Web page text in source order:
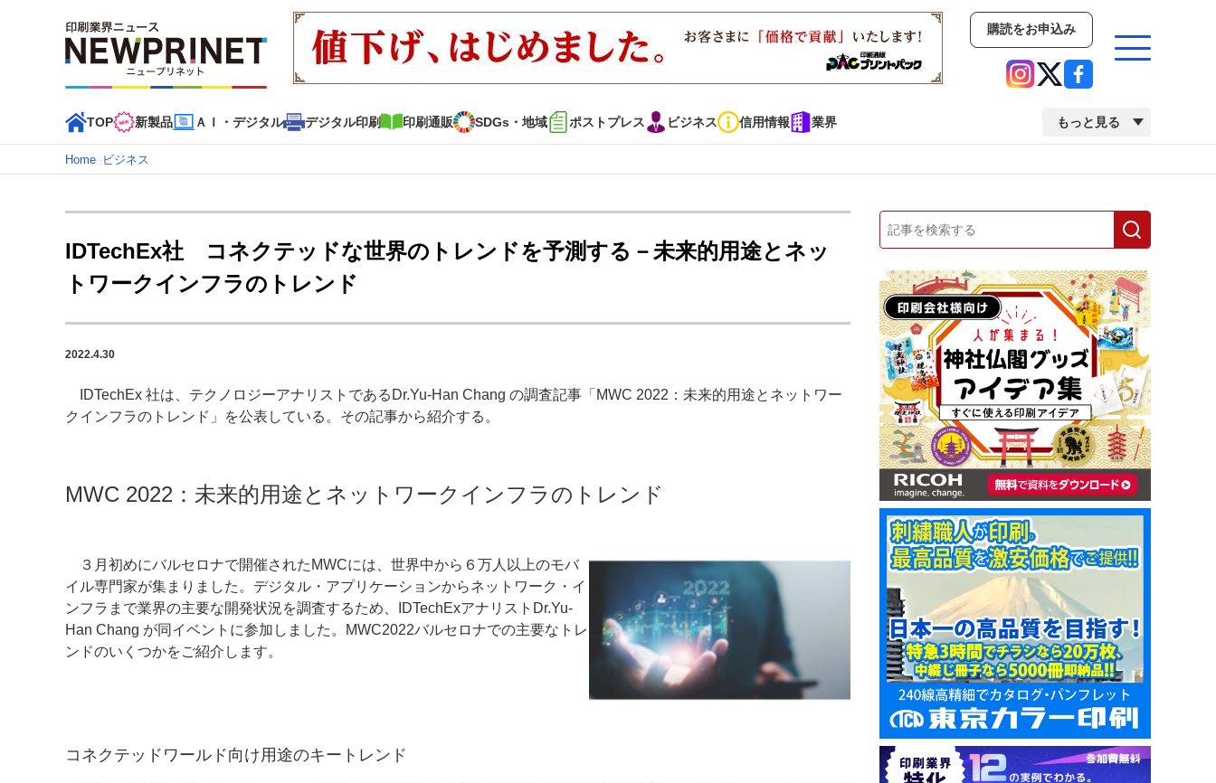
購読をお申込み
TOP 新製品 ＡＩ・デジタル デジタル印刷 印刷通販 SDGs・地域 ポストプレス ビジネス 信用情報 業界 もっと見る
イベント
インデックス
TOP 新着記事 特集記事 動画コンテンツ インタビュー コレクション
カテゴリー一覧
新商品 新製品 ＡＩ・デジタル デジタル印刷 市場・統計 人事・移転・異動・訃報
特集記事カテゴリー一覧
中古印刷機・製本機特集
2022 検査・校正特集
特集・デジタル印刷 ～ 新成長軌道を描く
Home–ビジネス
IDTechEx社 コネクテッドな世界のトレンドを予測する－未来的用途とネッ
トワークインフラのトレンド
2022.4.30
IDTechEx 社は、テクノロジーアナリストであるDr.Yu-Han Chang の調査記事「MWC 2022：未来的用途とネットワー
クインフラのトレンド」を公表している。その記事から紹介する。
MWC 2022：未来的用途とネットワークインフラのトレンド
３月初めにバルセロナで開催されたMWCには、世界中から６万人以上のモバ
イル専門家が集まりました。デジタル・アプリケーションからネットワーク・イ
ンフラまで業界の主要な開発状況を調査するため、IDTechExアナリストDr.Yu-
Han Chang が同イベントに参加しました。MWC2022バルセロナでの主要なトレ
ンドのいくつかをご紹介します。
コネクテッドワールド向け用途のキートレンド